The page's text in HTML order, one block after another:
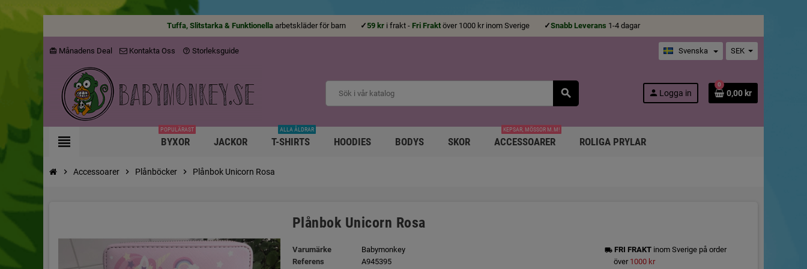
Tuffa, Slitstarka & Funktionella arbetskläder för barn ✓ 59 kr i frakt - Fri Frakt över 1000 kr inom Sverige ✓Snabb Leverans 1-4 dagar
card_giftcard Månadens Deal Kontakta Oss help_outline Storleksguide Svenska SEK
search person Logga in
0
0,00 kr
view_headline BYXOR
POPULÄRAST
JACKOR T-SHIRTS
ALLA ÅLDRAR
HOODIES BODYS SKOR ACCESSOARER
KEPSAR, MÖSSOR M.M!
ROLIGA PRYLAR
chevron_right Accessoarer chevron_right Plånböcker chevron_right Plånbok Unicorn Rosa
Plånbok Unicorn Rosa
Varumärke
Babymonkey
Referens
A945395
local_shipping FRI FRAKT inom Sverige på order
över 1000 kr